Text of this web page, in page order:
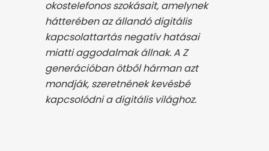
okostelefonos szokásait, amelynek
hátterében az állandó digitális
kapcsolattartás negatív hatásai
miatti aggodalmak állnak. A Z
generációban ötből hárman azt
mondják, szeretnének kevésbé
kapcsolódni a digitális világhoz.